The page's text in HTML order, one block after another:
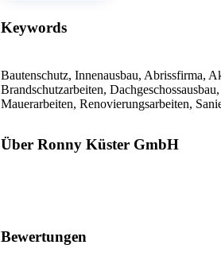
Keywords
Bautenschutz, Innenausbau, Abrissfirma,
Brandschutzarbeiten,
Mauerarbeiten, Renovierungsarbeiten,
Über Ronny Küster GmbH
Bewertungen